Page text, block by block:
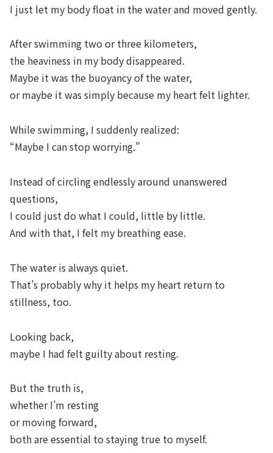
I just let my body float in the water and moved gently.
After swimming two or three kilometers,
the heaviness in my body disappeared.
Maybe it was the buoyancy of the water,
or maybe it was simply because my heart felt lighter.
While swimming, I suddenly realized:
“Maybe I can stop worrying.”
Instead of circling endlessly around unanswered
questions,
I could just do what I could, little by little.
And with that, I felt my breathing ease.
The water is always quiet.
That’s probably why it helps my heart return to
stillness, too.
Looking back,
maybe I had felt guilty about resting.
But the truth is,
whether I’m resting
or moving forward,
both are essential to staying true to myself.